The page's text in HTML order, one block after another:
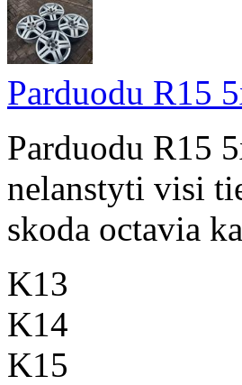
Parduodu R15
Parduodu R15
nelanstyti visi
skoda octavia
K13
K14
K15